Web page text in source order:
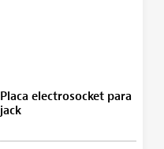
Placa electrosocket para
jack